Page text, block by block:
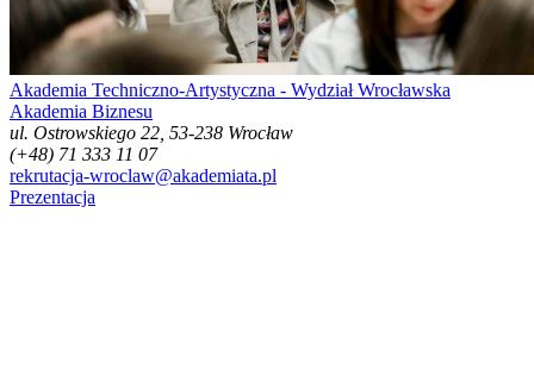
Akademia Techniczno-Artystyczna - Wydział Wrocławska
Akademia Biznesu
ul. Ostrowskiego 22, 53-238 Wrocław
(+48) 71 333 11 07
rekrutacja-wroclaw@akademiata.pl
Prezentacja